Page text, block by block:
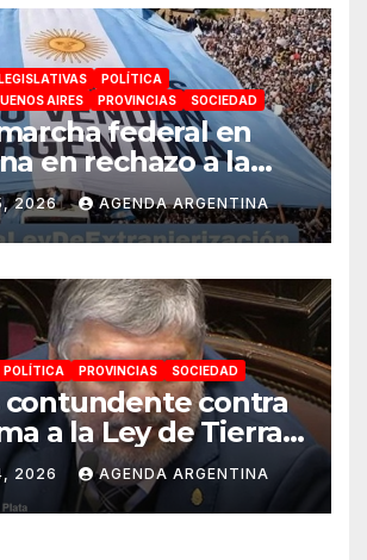
POLÍTICA
AIRES
PROVINCIAS SOCIEDAD
federal en
en rechazo a la
la Ley de Tierras
por Milei: «La
no se negocia»
2026 AGENDA ARGENTINA
POLÍTICA PROVINCIAS SOCIEDAD
contundente contra
a la Ley de Tierras:
vende el país»
2026 AGENDA ARGENTINA